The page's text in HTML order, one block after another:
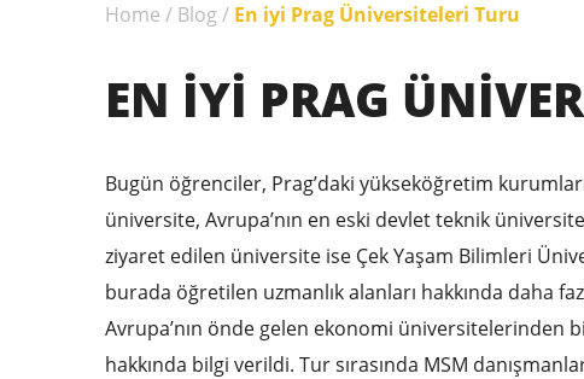
Home / Blog / En iyi Prag Üniversiteleri Turu
EN IYI PRAG
Bugün öğrenciler, Prag’daki yükseköğretim
üniversite, Avrupa’nın en eski devlet teknik
ziyaret edilen üniversite ise Çek Yaşam Bilimleri
burada öğretilen uzmanlık alanları hakkında daha
Avrupa’nın önde gelen ekonomi üniversitelerinden
hakkında bilgi verildi. Tur sırasında MSM